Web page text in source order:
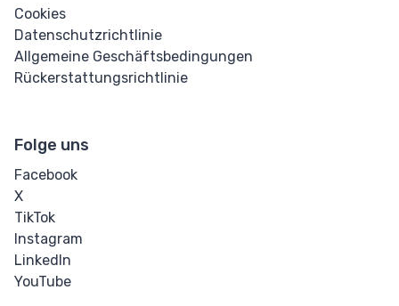
Cookies
Datenschutzrichtlinie
Allgemeine Geschäftsbedingungen
Rückerstattungsrichtlinie
Folge uns
Facebook
X
TikTok
Instagram
LinkedIn
YouTube